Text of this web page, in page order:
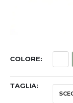
COLORE
TAGLIA